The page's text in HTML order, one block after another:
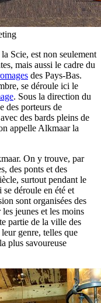
Scie, est non seulement
mais aussi le cadre du
des Pays-Bas.
se déroule ici le
. Sous la direction du
des porteurs de
des bards pleins de
appelle Alkmaar la
On y trouve, par
des ponts et des
surtout pendant le
déroule en été et
sont organisées des
jeunes et les moins
partie de la ville des
genre, telles que
plus savoureuse